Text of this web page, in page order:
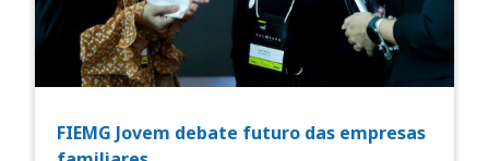
FIEMG Jovem debate futuro das empresas